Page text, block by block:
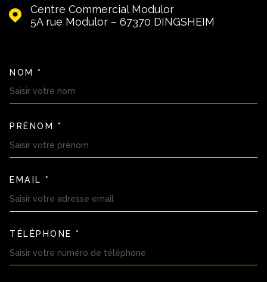
Centre Commercial Modulor
5A rue Modulor – 67370
DINGSHEIM
NOM *
PRÉNOM *
EMAIL *
TÉLÉPHONE *